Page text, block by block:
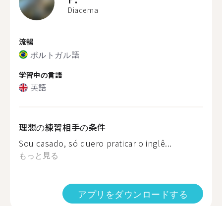
Diadema
流暢
ポルトガル語
学習中の言語
英語
理想の練習相手の条件
Sou casado, só quero praticar o inglê...
もっと見る
アプリをダウンロードする